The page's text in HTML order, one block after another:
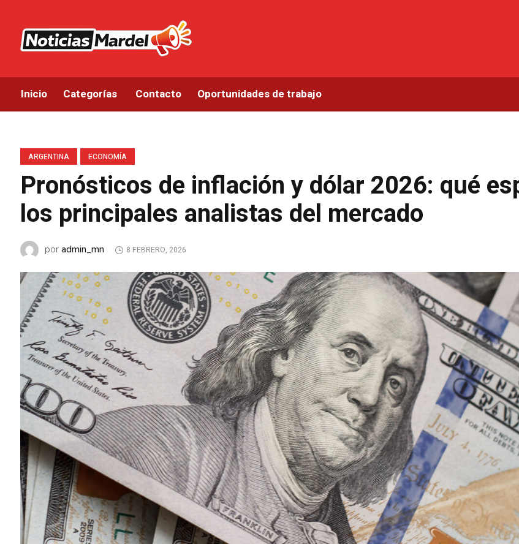
Inicio Categorías Contacto Oportunidades de trabajo
ARGENTINA ECONOMÍA
Pronósticos de inflación y dólar 2026: qué
los principales analistas del mercado
poradmin_mn 8 FEBRERO, 2026